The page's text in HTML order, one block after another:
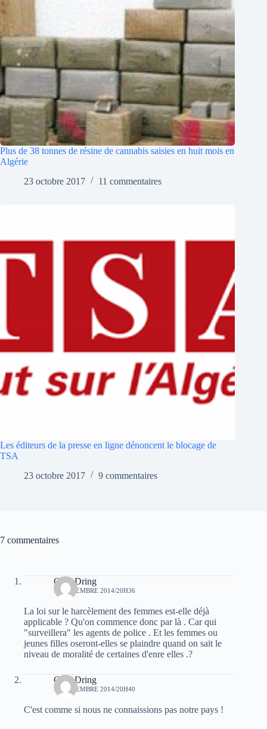
Plus de 38 tonnes de résine de cannabis saisies en huit mois en
Algérie
23 octobre 2017
11 commentaires
Les éditeurs de la presse en ligne dénoncent le blocage de
TSA
23 octobre 2017
9 commentaires
7 commentaires
Guel Dring
18 DÉCEMBRE 2014/20H36
La loi sur le harcèlement des femmes est-elle déjà
applicable ? Qu'on commence donc par là . Car qui
"surveillera" les agents de police . Et les femmes ou
jeunes filles oseront-elles se plaindre quand on sait le
niveau de moralité de certaines d'enre elles .?
Guel Dring
18 DÉCEMBRE 2014/20H40
C'est comme si nous ne connaissions pas notre pays !